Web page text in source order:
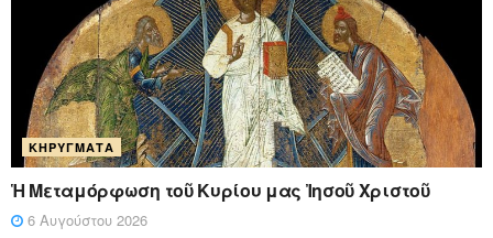
ΚΗΡΎΓΜΑΤΑ
Ἡ Μεταμόρφωση τοῦ Κυρίου μας Ἰησοῦ Χριστοῦ
6 Αυγούστου 2026